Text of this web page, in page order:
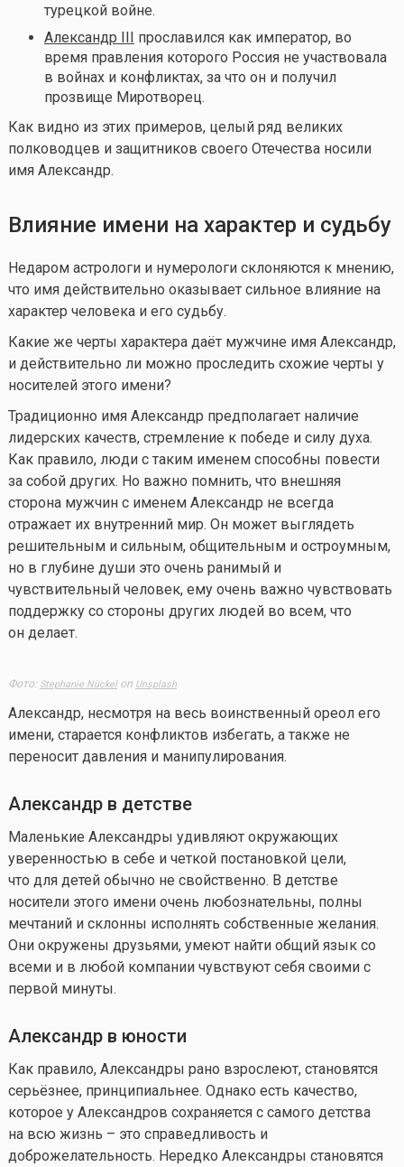
турецкой войне.
Александр III прославился как император, во
время правления которого Россия не участвовала
в войнах и конфликтах, за что он и получил
прозвище Миротворец.
Как видно из этих примеров, целый ряд великих
полководцев и защитников своего Отечества носили
имя Александр.
Влияние имени на характер и судьбу
Недаром астрологи и нумерологи склоняются к мнению,
что имя действительно оказывает сильное влияние на
характер человека и его судьбу.
Какие же черты характера даёт мужчине имя Александр,
и действительно ли можно проследить схожие черты у
носителей этого имени?
Традиционно имя Александр предполагает наличие
лидерских качеств, стремление к победе и силу духа.
Как правило, люди с таким именем способны повести
за собой других. Но важно помнить, что внешняя
сторона мужчин с именем Александр не всегда
отражает их внутренний мир. Он может выглядеть
решительным и сильным, общительным и остроумным,
но в глубине души это очень ранимый и
чувствительный человек, ему очень важно чувствовать
поддержку со стороны других людей во всем, что
он делает.
Фото: Stephanie Nückelon Unsplash
Александр, несмотря на весь воинственный ореол его
имени, старается конфликтов избегать, а также не
переносит давления и манипулирования.
Александр в детстве
Маленькие Александры удивляют окружающих
уверенностью в себе и четкой постановкой цели,
что для детей обычно не свойственно. В детстве
носители этого имени очень любознательны, полны
мечтаний и склонны исполнять собственные желания.
Они окружены друзьями, умеют найти общий язык со
всеми и в любой компании чувствуют себя своими с
первой минуты.
Александр в юности
Как правило, Александры рано взрослеют, становятся
серьёзнее, принципиальнее. Однако есть качество,
которое у Александров сохраняется с самого детства
на всю жизнь – это справедливость и
доброжелательность. Нередко Александры становятся